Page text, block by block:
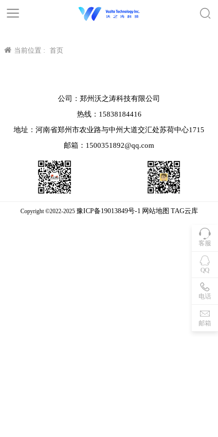
当前位置 : 首页
客服
QQ
电话
邮箱
公司：郑州沃之涛科技有限公司
热线：15838184416
地址：河南省郑州市农业路与中州大道交汇处苏荷中心1715
邮箱：1500351892@qq.com
Copyright ©2022-2025 豫ICP备19013849号-1 网站地图 TAG云库